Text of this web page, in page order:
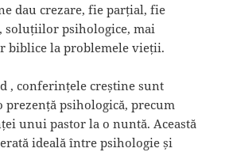
dau crezare, fie parțial, fie
soluțiilor psihologice, mai
biblice la problemele vieții.
, conferințele creștine sunt
prezență psihologică, precum
unui pastor la o nuntă. Această
ideală între psihologie și